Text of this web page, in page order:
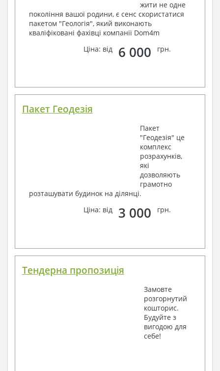
жити не одне
покоління вашої родини, є сенс скористатися
пакетом "Геологія", який виконають
кваліфіковані фахівці компанії Dom4m
Ціна: від
6 000 грн.
Пакет Геодезія
Пакет
"Геодезія" це
комплекс
розрахунків,
які
дозволяють
грамотно
розташувати будинок на ділянці.
Ціна: від
3 000 грн.
Тендерна пропозиція
Замовте
розгорнутий
кошторис.
Будуйте з
вигодою для
себе!